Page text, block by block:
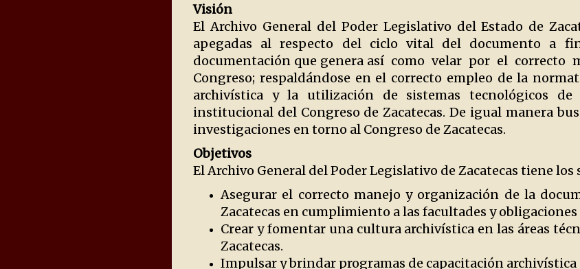
Visión
El Archivo General del Poder Legislativo del Estado de
apegadas al respecto del ciclo vital del documento a
documentación que genera así como velar por el
Congreso; respaldándose en el correcto empleo de la
archivística y la utilización de sistemas tecnológicos
institucional del Congreso de Zacatecas. De igual manera
investigaciones en torno al Congreso de Zacatecas.
Objetivos
El Archivo General del Poder Legislativo de Zacatecas tiene
Asegurar el correcto manejo y organización de la
Zacatecas en cumplimiento a las facultades y
Crear y fomentar una cultura archivística en las áreas
Zacatecas.
Impulsar y brindar programas de capacitación